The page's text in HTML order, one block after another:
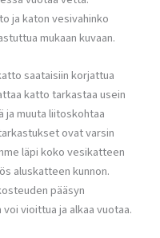
ja katon vesivahinko
mukaan kuvaan.
saataisiin korjattua
katto tarkastaa usein
ja muuta liitoskohtaa
ovat varsin
läpi koko vesikatteen
aluskatteen kunnon.
pääsyn
vioittua ja alkaa vuotaa.